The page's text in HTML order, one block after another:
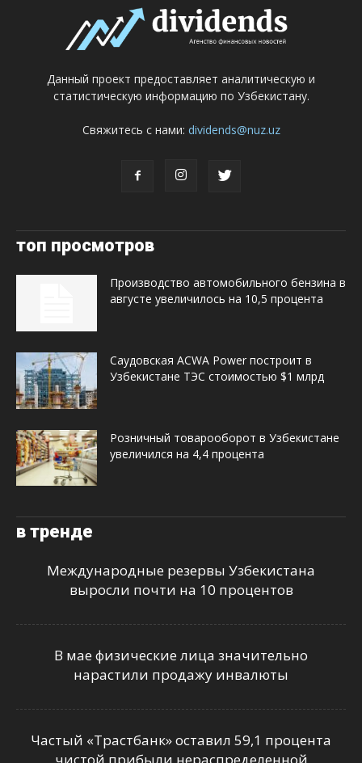
Данный проект предоставляет аналитическую и
статистическую информацию по Узбекистану.
Свяжитесь с нами: dividends@nuz.uz
топ просмотров
Производство автомобильного бензина в
августе увеличилось на 10,5 процента
Саудовская ACWA Power построит в
Узбекистане ТЭС стоимостью $1 млрд
Розничный товарооборот в Узбекистане
увеличился на 4,4 процента
в тренде
Международные резервы Узбекистана
выросли почти на 10 процентов
В мае физические лица значительно
нарастили продажу инвалюты
Частый «Трастбанк» оставил 59,1 процента